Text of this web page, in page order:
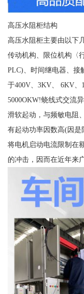
高压水阻柜结构
高压水阻柜主要由以下
传动机构、限位机构〈
PLC)、时间继电器、接
于400V、3KV、 6KV、
5000OKW!蛲线式交流
滑软起动，与频敏电阻
有起动功率因数高(因
将电机启动电流限制在
的冲击，因而在近年来